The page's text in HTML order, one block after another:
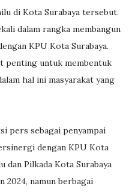
di Kota Surabaya tersebut.
dalam rangka membangun
KPU Kota Surabaya.
penting untuk membentuk
hal ini masyarakat yang
pers sebagai penyampai
dengan KPU Kota
dan Pilkada Kota Surabaya
2024, namun berbagai